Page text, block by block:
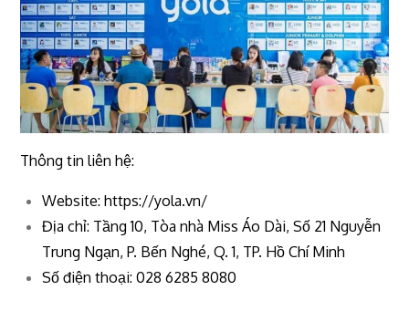
Thông tin liên hệ:
Website: https://yola.vn/
Địa chỉ: Tầng 10, Tòa nhà Miss Áo Dài, Số 21 Nguyễn
Trung Ngạn, P. Bến Nghé, Q. 1, TP. Hồ Chí Minh
Số điện thoại: 028 6285 8080